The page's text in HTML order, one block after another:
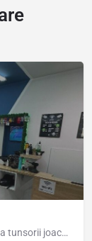
⚽✂️ La Frizeria 11 Metri, fotbalul și arta tunsorii joacă în aceeași echipă! Nu suntem doar o frizerie, ci…